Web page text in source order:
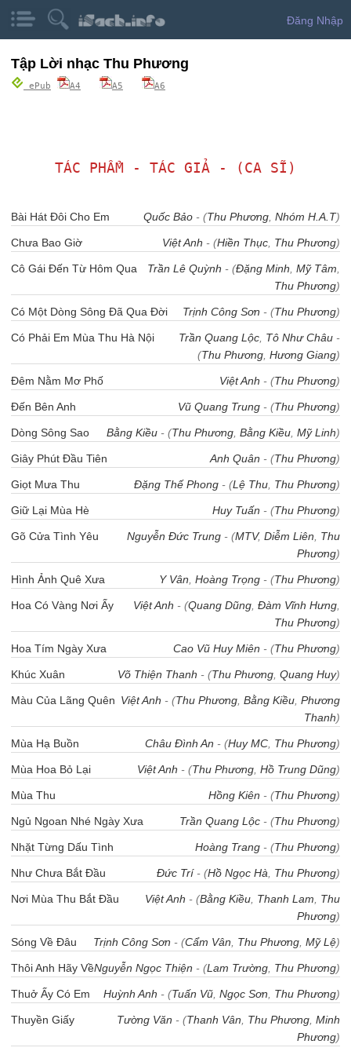
Đăng Nhập
Tập Lời nhạc Thu Phương
ePub A4 A5 A6
TÁC PHẨM - TÁC GIẢ - (CA SĨ)
Bài Hát Đôi Cho Em Quốc Bảo - (Thu Phương Nhóm H.A.T)
Chưa Bao Giờ Việt Anh - (Hiền Thục Thu Phương)
Cô Gái Đến Từ Hôm Qua Trần Lê Quỳnh - (Đặng Minh Mỹ Tâm
Thu Phương)
Có Một Dòng Sông Đã Qua Đời Trịnh Công Sơn - (Thu Phương)
Có Phải Em Mùa Thu Hà Nội Trần Quang Lộc Tô Như Châu -
(Thu Phương Hương Giang)
Đêm Nằm Mơ Phố Việt Anh - (Thu Phương)
Đến Bên Anh Vũ Quang Trung - (Thu Phương)
Dòng Sông Sao Bằng Kiều - (Thu Phương Bằng Kiều Mỹ Linh)
Giây Phút Đầu Tiên Anh Quân - (Thu Phương)
Giọt Mưa Thu Đặng Thế Phong - (Lệ Thu Thu Phương)
Giữ Lại Mùa Hè Huy Tuấn - (Thu Phương)
Gõ Cửa Tình Yêu Nguyễn Đức Trung - (MTV, Diễm Liên
Thu
Phương)
Hình Ảnh Quê Xưa Y Vân Hoàng Trọng - (Thu Phương)
Hoa Có Vàng Nơi Ấy Việt Anh - (Quang Dũng Đàm Vĩnh Hưng
Thu Phương)
Hoa Tím Ngày Xưa Cao Vũ Huy Miên - (Thu Phương)
Khúc Xuân Võ Thiện Thanh - (Thu Phương Quang Huy)
Màu Của Lãng Quên Việt Anh - (Thu Phương Bằng Kiều Phương
Thanh)
Mùa Hạ Buồn Châu Đình An - (Huy MC Thu Phương)
Mùa Hoa Bỏ Lại Việt Anh - (Thu Phương Hồ Trung Dũng)
Mùa Thu Hồng Kiên - (Thu Phương)
Ngủ Ngoan Nhé Ngày Xưa Trần Quang Lộc - (Thu Phương)
Nhặt Từng Dấu Tình Hoàng Trang - (Thu Phương)
Như Chưa Bắt Đầu Đức Trí- (Hồ Ngọc Hà Thu Phương)
Nơi Mùa Thu Bắt Đầu Việt Anh - (Bằng Kiều Thanh Lam
Thu
Phương)
Sóng Về Đâu Trịnh Công Sơn - (Cẩm Vân Thu Phương Mỹ Lệ)
Thôi Anh Hãy VềNguyễn Ngọc Thiện - (Lam Trường Thu Phương)
Thuở Ấy Có Em Huỳnh Anh - (Tuấn Vũ Ngọc Sơn Thu Phương)
Thuyền Giấy Tường Văn - (Thanh Vân Thu Phương Minh
Phương)